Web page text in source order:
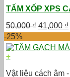
TẤM XỐP XPS
50,000₫ Giá
gốc
là:
50,000 ₫.
41,000 ₫
-25%
+
Vật liệu cách âm